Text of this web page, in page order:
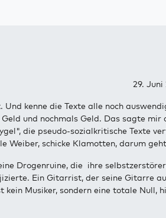
29. Juni
kenne die Texte alle noch
und nochmals Geld. Das sagte mir
die pseudo-sozialkritische Texte
Weiber, schicke Klamotten, darum
Drogenruine, die ihre
Ein Gitarrist, der seine Gitarre
kein Musiker, sondern eine totale Null,